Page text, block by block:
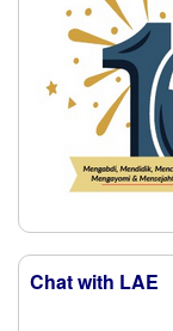
Chat with LAE